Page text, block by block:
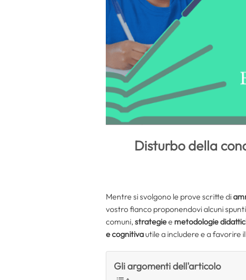
Disturbo della
Mentre si svolgono le prove scritte di
vostro fianco proponendovi alcuni
comuni, strategiee metodologie
e cognitiva utile a includere e a favorire
Gli argomenti dell'articolo